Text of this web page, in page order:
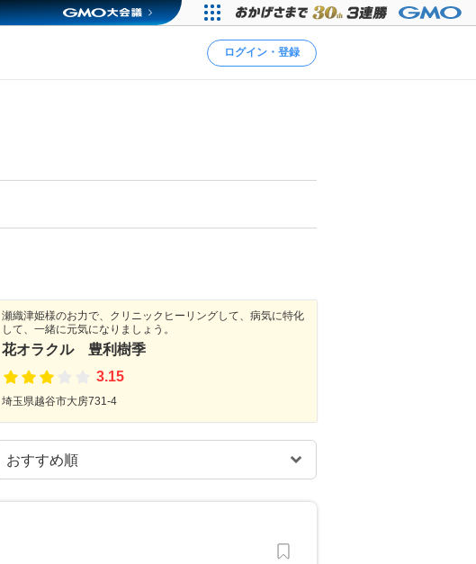
ログイン・登録
瀬織津姫様のお力で、クリニックヒーリングして、病気に特化
して、一緒に元気になりましょう。
花オラクル 豊利樹季
3.15
埼玉県越谷市大房731-4